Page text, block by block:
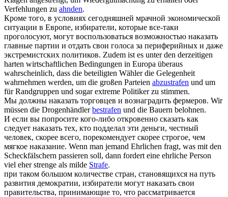
Verfehlungen zu ahnden.
Кроме того, в условиях сегодняшней мрачной экономической
ситуации в Европе, избиратели, которые все-таки
проголосуют, могут воспользоваться возможностью наказать
главные партии и отдать свои голоса за периферийных и даже
экстремистских политиков. Zudem ist es unter den derzeitigen
harten wirtschaftlichen Bedingungen in Europa überaus
wahrscheinlich, dass die beteiligten Wähler die Gelegenheit
wahrnehmen werden, um die großen Parteien abzustrafen und um
für Randgruppen und sogar extreme Politiker zu stimmen.
Мы должны наказать торговцев и вознаградить фермеров. Wir
müssen die Drogenhändlerbestrafen und die Bauern belohnen.
И если вы попросите кого-либо откровенно сказать как
следует наказать тех, кто подделал эти деньги, честный
человек, скорее всего, порекомендует скорее строгое, чем
мягкое наказание. Wenn man jemand Ehrlichen fragt, was mit den
Scheckfälschern passieren soll, dann fordert eine ehrliche Person
viel eher strenge als milde Strafe.
при таком большом количестве стран, становящихся на путь
развития демократии, избиратели могут наказать свои
правительства, принимающие то, что рассматривается